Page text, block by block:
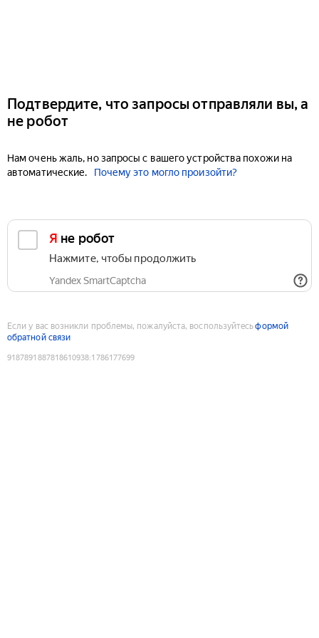
Подтвердите, что запросы отправляли вы, а
не робот
Нам очень жаль, но запросы с вашего устройства похожи на
автоматические.
Почему это могло произойти?
Я не робот
Нажмите, чтобы продолжить
Yandex SmartCaptcha
Если у вас возникли проблемы, пожалуйста, воспользуйтесьформой
обратной связи
9187891887818610938:1786177699